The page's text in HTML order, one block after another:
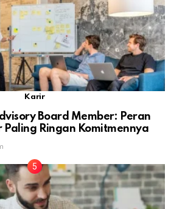
Karir
Board Member: Peran
Paling Ringan Komitmennya